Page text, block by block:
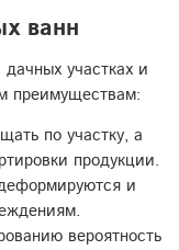
ванн
участках и
преимуществам:
по участку, а
продукции.
и
вероятность